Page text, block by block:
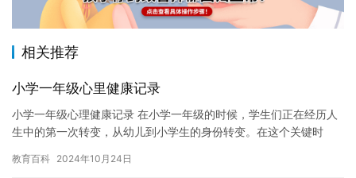
相关推荐
小学一年级心里健康记录
小学一年级心理健康记录 在小学一年级的时候，学生们正在经历人
生中的第一次转变，从幼儿到小学生的身份转变。在这个关键时
通常会…
教育百科 2024年10月24日